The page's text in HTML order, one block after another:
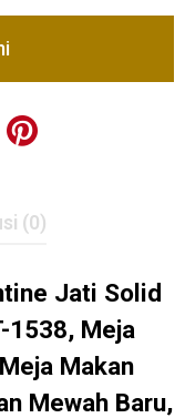
(0)
Jati Solid
1538, Meja
Makan
Mewah Baru,